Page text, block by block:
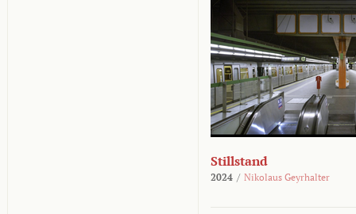
Stillstand
2024 / Nikolaus Geyrhalter